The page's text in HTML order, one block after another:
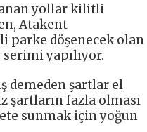
yollar kilitli
Atakent
parke döşenecek olan
yapılıyor.
demeden şartlar el
şartların fazla olması
sunmak için yoğun